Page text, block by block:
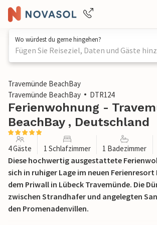
Wo würdest du gerne hingehen?
Fügen Sie Reiseziel, Daten und Gäste
1 / 30
Travemünde BeachBay
Travemünde BeachBay
DTR124
Ferienwohnung -
BeachBay , Deutschland
4 Gäste 1 Schlafzimmer 1 Badezimmer
Diese hochwertig ausgestattete
sich in ruhiger Lage im neuen Ferienresort
dem Priwall in Lübeck Travemünde. Die
zwischen Strandhafer und angelegten
den Promenadenvillen.